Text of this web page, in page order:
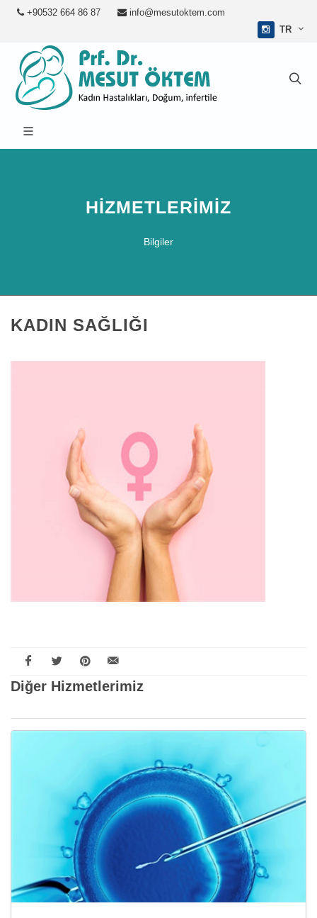
+90532 664 86 87
info@mesutoktem.com
TR
HIZMETLERIMIZ
Bilgiler
KADIN SAĞLIĞI
Diğer Hizmetlerimiz